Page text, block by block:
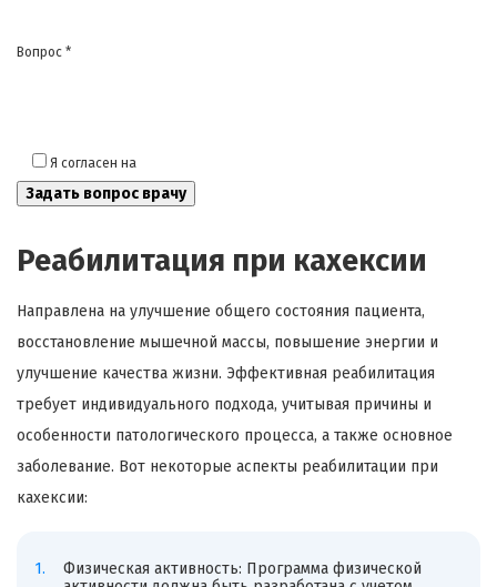
Вопрос *
Я согласен на
Реабилитация при кахексии
Направлена на улучшение общего состояния пациента,
восстановление мышечной массы, повышение энергии и
улучшение качества жизни. Эффективная реабилитация
требует индивидуального подхода, учитывая причины и
особенности патологического процесса, а также основное
заболевание. Вот некоторые аспекты реабилитации при
кахексии:
Физическая активность: Программа физической